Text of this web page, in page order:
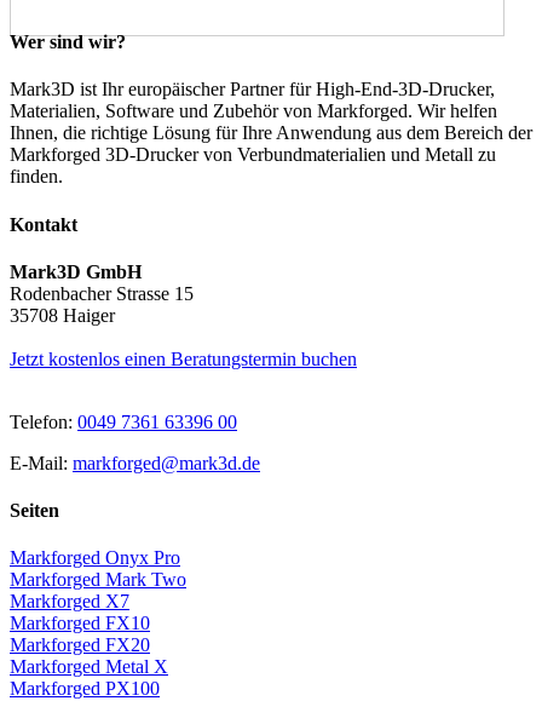
Wer sind wir?
Mark3D ist Ihr europäischer Partner für High-End-3D-Drucker,
Materialien, Software und Zubehör von Markforged. Wir helfen
Ihnen, die richtige Lösung für Ihre Anwendung aus dem Bereich der
Markforged 3D-Drucker von Verbundmaterialien und Metall zu
finden.
Kontakt
Mark3D GmbH
Rodenbacher Strasse 15
35708 Haiger
Jetzt kostenlos einen Beratungstermin buchen
Telefon: 0049 7361 63396 00
E-Mail: markforged@mark3d.de
Seiten
Markforged Onyx Pro
Markforged Mark Two
Markforged X7
Markforged FX10
Markforged FX20
Markforged Metal X
Markforged PX100